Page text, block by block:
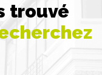
trouvé